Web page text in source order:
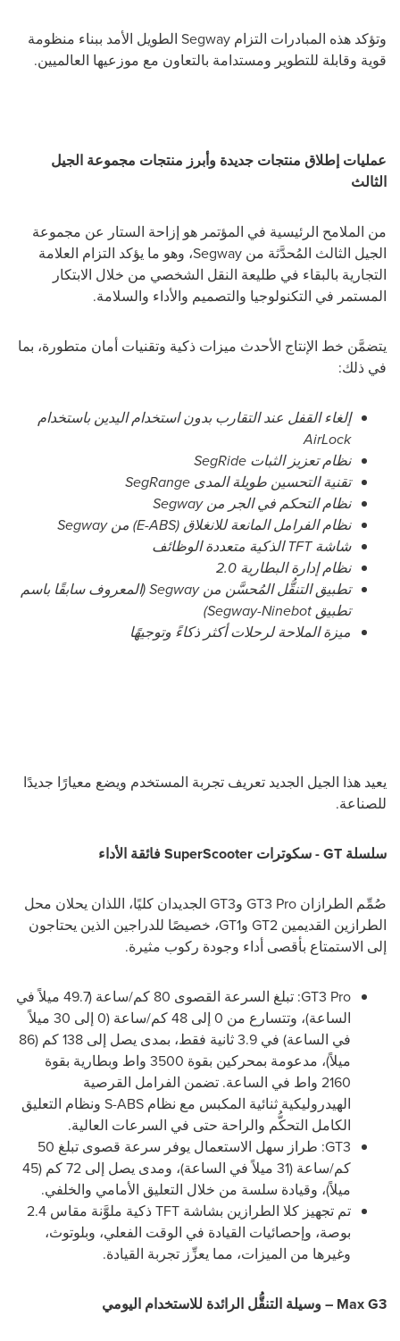
وتؤكد هذه المبادرات التزام Segway الطويل الأمد ببناء منظومة
قوية وقابلة للتطوير ومستدامة بالتعاون مع موزعيها العالميين.
عمليات إطلاق منتجات جديدة وأبرز منتجات مجموعة الجيل
الثالث
من الملامح الرئيسية في المؤتمر هو إزاحة الستار عن مجموعة
الجيل الثالث المُحدَّثة من Segway، وهو ما يؤكد التزام العلامة
التجارية بالبقاء في طليعة النقل الشخصي من خلال الابتكار
المستمر في التكنولوجيا والتصميم والأداء والسلامة.
يتضمَّن خط الإنتاج الأحدث ميزات ذكية وتقنيات أمان متطورة، بما
في ذلك:
إلغاء القفل عند التقارب بدون استخدام اليدين باستخدام
AirLock
نظام تعزيز الثبات SegRide
تقنية التحسين طويلة المدى SegRange
نظام التحكم في الجر من Segway
نظام الفرامل المانعة للانغلاق (E-ABS) من Segway
شاشة TFT الذكية متعددة الوظائف
نظام إدارة البطارية 2.0
تطبيق التنقُّل المُحسَّن من Segway (المعروف سابقًا باسم
تطبيق Segway-Ninebot)
ميزة الملاحة لرحلات أكثر ذكاءً وتوجيهًا
يعيد هذا الجيل الجديد تعريف تجربة المستخدم ويضع معيارًا جديدًا
للصناعة.
سلسلة GT - سكوترات SuperScooter فائقة الأداء
صُمِّم الطرازان GT3 Pro وGT3 الجديدان كليًا، اللذان يحلان محل
الطرازين القديمين GT2 وGT1، خصيصًا للدراجين الذين يحتاجون
إلى الاستمتاع بأقصى أداء وجودة ركوب مثيرة.
GT3 Pro: تبلغ السرعة القصوى 80 كم/ساعة (49.7 ميلاً في
الساعة)، وتتسارع من 0 إلى 48 كم/ساعة (0 إلى 30 ميلاً
في الساعة) في 3.9 ثانية فقط، بمدى يصل إلى 138 كم (86
ميلاً)، مدعومة بمحركين بقوة 3500 واط وبطارية بقوة
2160 واط في الساعة. تضمن الفرامل القرصية
الهيدروليكية ثنائية المكبس مع نظام S-ABS ونظام التعليق
الكامل التحكُّم والراحة حتى في السرعات العالية.
GT3: طراز سهل الاستعمال يوفر سرعة قصوى تبلغ 50
كم/ساعة (31 ميلاً في الساعة)، ومدى يصل إلى 72 كم (45
ميلاً)، وقيادة سلسة من خلال التعليق الأمامي والخلفي.
تم تجهيز كلا الطرازين بشاشة TFT ذكية ملوَّنة مقاس 2.4
بوصة، وإحصائيات القيادة في الوقت الفعلي، وبلوتوث،
وغيرها من الميزات، مما يعزِّز تجربة القيادة.
Max G3 – وسيلة التنقُّل الرائدة للاستخدام اليومي